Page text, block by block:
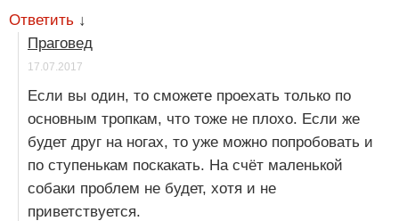
Ответить ↓
Праговед
17.07.2017
Если вы один, то сможете проехать только по
основным тропкам, что тоже не плохо. Если же
будет друг на ногах, то уже можно попробовать и
по ступенькам поскакать. На счёт маленькой
собаки проблем не будет, хотя и не
приветствуется.